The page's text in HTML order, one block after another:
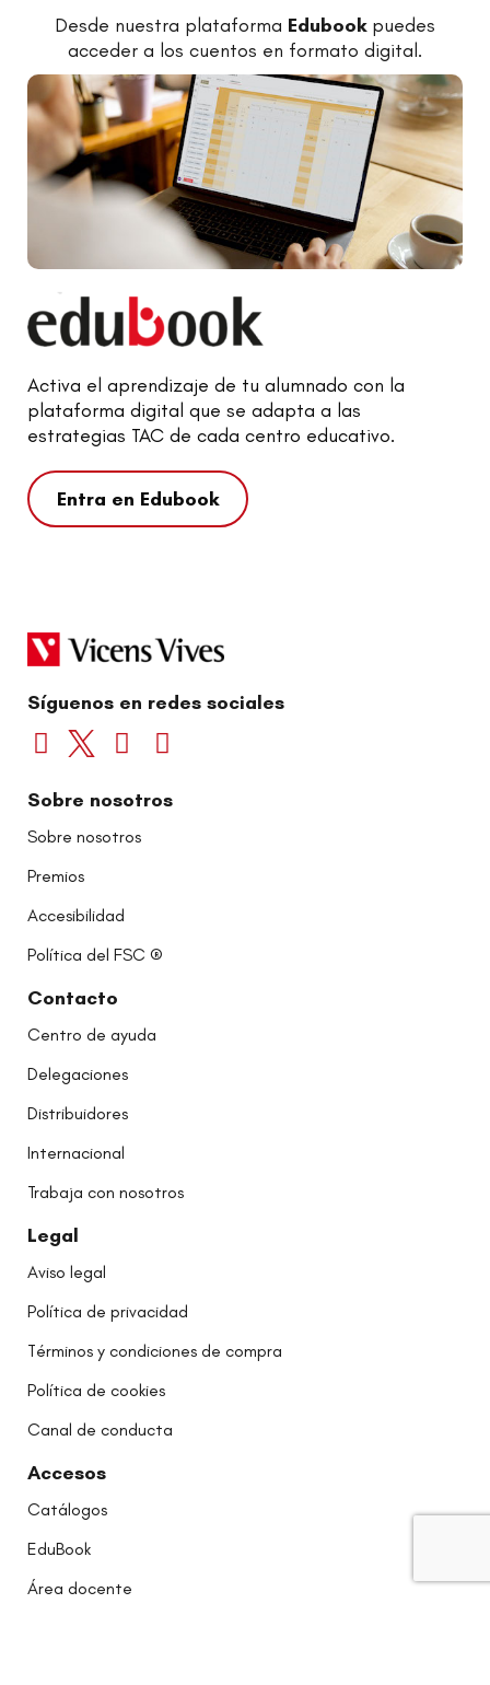
Desde nuestra plataforma Edubookpuedes
acceder a los cuentos en formato digital.
Activa el aprendizaje de tu alumnado con la
plataforma digital que se adapta a las
estrategias TAC de cada centro educativo.
Entra en Edubook
Síguenos en redes sociales
Sobre nosotros
Sobre nosotros
Premios
Accesibilidad
Política del FSC ®
Contacto
Centro de ayuda
Delegaciones
Distribuidores
Internacional
Trabaja con nosotros
Legal
Aviso legal
Política de privacidad
Términos y condiciones de compra
Política de cookies
Canal de conducta
Accesos
Catálogos
EduBook
Área docente